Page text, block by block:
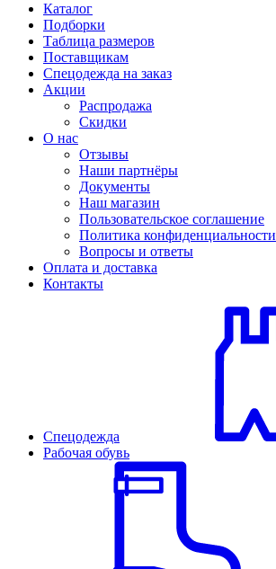
Каталог
Подборки
Таблица размеров
Поставщикам
Спецодежда на заказ
Акции
Распродажа
Скидки
О нас
Отзывы
Наши партнёры
Документы
Наш магазин
Пользовательское соглашение
Политика конфиденциальности
Вопросы и ответы
Оплата и доставка
Контакты
Спецодежда
Рабочая обувь